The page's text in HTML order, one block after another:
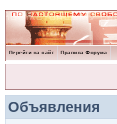
Перейти на сайт Правила Форума
Объявления